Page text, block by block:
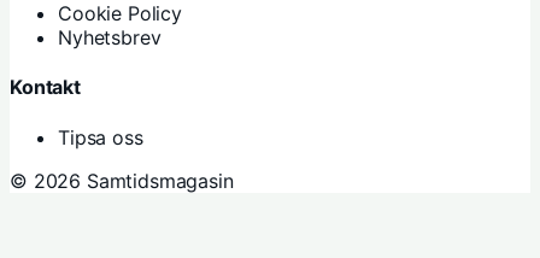
Cookie Policy
Nyhetsbrev
Kontakt
Tipsa oss
© 2026 Samtidsmagasin